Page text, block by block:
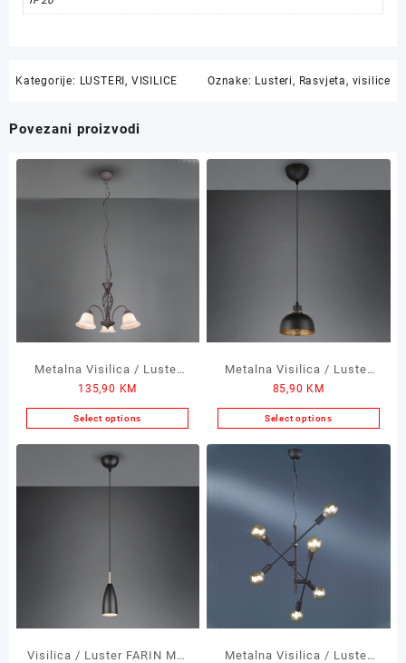
Kategorije: LUSTERI, VISILICE Oznake: Lusteri , Rasvjeta , visilice
Povezani proizvodi
Metalna Visilica / Luster
RUSTICA 3xE14
135,90 KM
Select options
Metalna Visilica / Luster
PUNCH 18x150cm
85,90 KM
Select options
Visilica / Luster FARIN Mat
Metalna Visilica / Luster